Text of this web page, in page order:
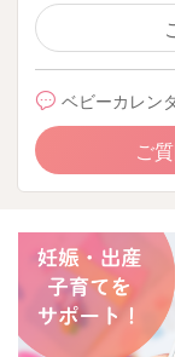
ベビーカレン
ご